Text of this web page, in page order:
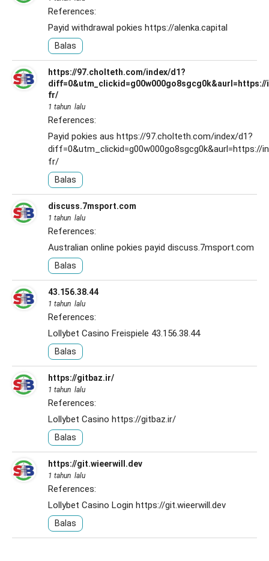
References:
Payid withdrawal pokies https://alenka.capital
Balas
https://97.cholteth.com/index/d1?
fr/
1 tahun lalu
References:
Payid pokies aus https://97.cholteth.com/index/d1?
diff=0&utm_clickid=g00w000go8sgcg0k&aurl=https://
fr/
Balas
discuss.7msport.com
1 tahun lalu
References:
Australian online pokies payid discuss.7msport.com
Balas
43.156.38.44
1 tahun lalu
References:
Lollybet Casino Freispiele 43.156.38.44
Balas
https://gitbaz.ir/
1 tahun lalu
References:
Lollybet Casino https://gitbaz.ir/
Balas
https://git.wieerwill.dev
1 tahun lalu
References:
Lollybet Casino Login https://git.wieerwill.dev
Balas